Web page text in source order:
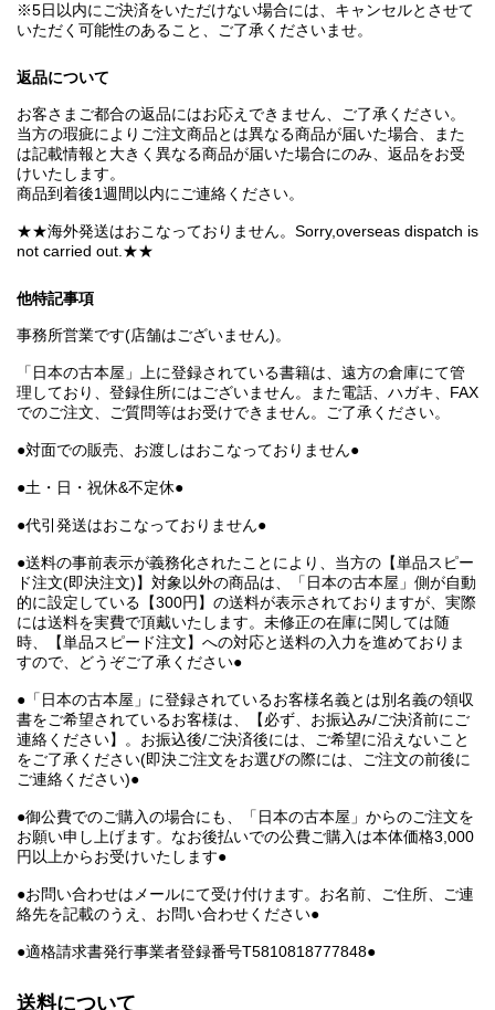
※5日以内にご決済をいただけない場合には、キャンセルとさせて
いただく可能性のあること、ご了承くださいませ。
返品について
お客さまご都合の返品にはお応えできません、ご了承ください。
当方の瑕疵によりご注文商品とは異なる商品が届いた場合、また
は記載情報と大きく異なる商品が届いた場合にのみ、返品をお受
けいたします。
商品到着後1週間以内にご連絡ください。
★★海外発送はおこなっておりません。Sorry,overseas dispatch is
not carried out.★★
他特記事項
事務所営業です(店舗はございません)。
「日本の古本屋」上に登録されている書籍は、遠方の倉庫にて管
理しており、登録住所にはございません。また電話、ハガキ、FAX
でのご注文、ご質問等はお受けできません。ご了承ください。
●対面での販売、お渡しはおこなっておりません●
●土・日・祝休&不定休●
●代引発送はおこなっておりません●
●送料の事前表示が義務化されたことにより、当方の【単品スピー
ド注文(即決注文)】対象以外の商品は、「日本の古本屋」側が自動
的に設定している【300円】の送料が表示されておりますが、実際
には送料を実費で頂戴いたします。未修正の在庫に関しては随
時、【単品スピード注文】への対応と送料の入力を進めておりま
すので、どうぞご了承ください●
●「日本の古本屋」に登録されているお客様名義とは別名義の領収
書をご希望されているお客様は、【必ず、お振込み/ご決済前にご
連絡ください】。お振込後/ご決済後には、ご希望に沿えないこと
をご了承ください(即決ご注文をお選びの際には、ご注文の前後に
ご連絡ください)●
●御公費でのご購入の場合にも、「日本の古本屋」からのご注文を
お願い申し上げます。なお後払いでの公費ご購入は本体価格3,000
円以上からお受けいたします●
●お問い合わせはメールにて受け付けます。お名前、ご住所、ご連
絡先を記載のうえ、お問い合わせください●
●適格請求書発行事業者登録番号T5810818777848●
送料について